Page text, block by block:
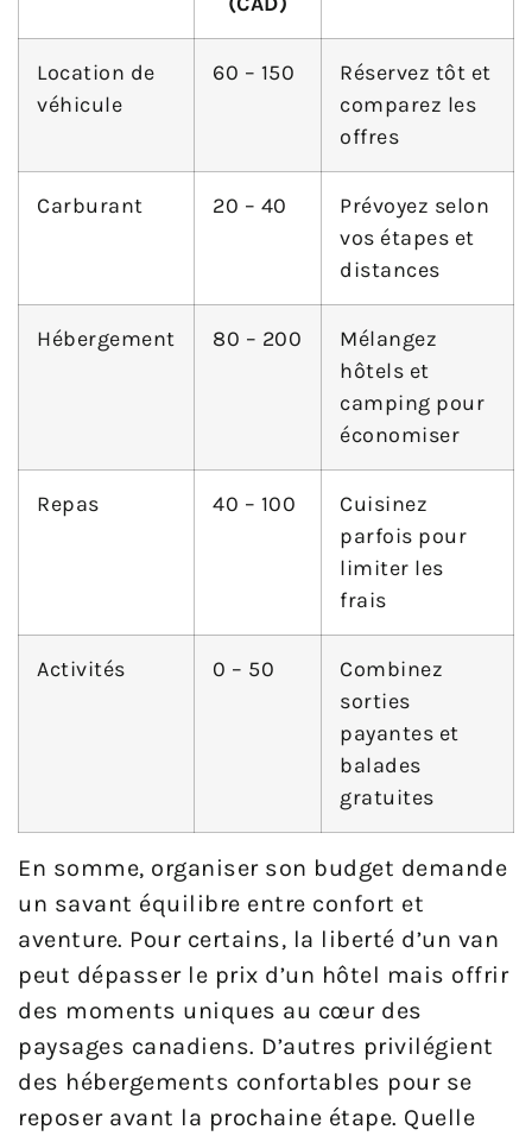
Location de
véhicule
60 – 150
Réservez tôt et
comparez les
offres
Carburant 20 – 40
Prévoyez selon
vos étapes et
distances
Hébergement 80 – 200
Mélangez
hôtels et
camping pour
économiser
Repas 40 – 100
Cuisinez
parfois pour
limiter les
frais
Activités 0 – 50
Combinez
sorties
payantes et
balades
gratuites
En somme, organiser son budget demande
un savant équilibre entre confort et
aventure. Pour certains, la liberté d’un van
peut dépasser le prix d’un hôtel mais offrir
des moments uniques au cœur des
paysages canadiens. D’autres privilégient
des hébergements confortables pour se
reposer avant la prochaine étape. Quelle